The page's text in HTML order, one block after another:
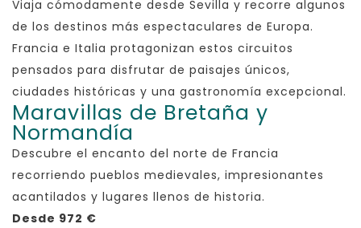
Viaja cómodamente desde Sevilla y recorre algunos
de los destinos más espectaculares de Europa.
Francia e Italia protagonizan estos circuitos
pensados para disfrutar de paisajes únicos,
ciudades históricas y una gastronomía excepcional.
Maravillas de Bretaña y
Normandía
Descubre el encanto del norte de Francia
recorriendo pueblos medievales, impresionantes
acantilados y lugares llenos de historia.
Desde 972 €